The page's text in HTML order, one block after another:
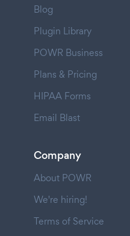
Blog
Plugin Library
POWR Business
Plans & Pricing
HIPAA Forms
Email Blast
Company
About POWR
We're hiring!
Terms of Service